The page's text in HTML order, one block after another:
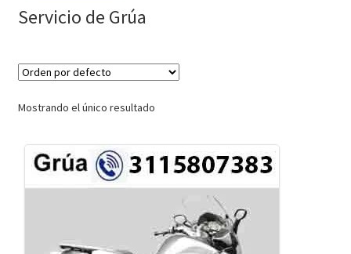
Servicio de Grúa
Mostrando el único resultado